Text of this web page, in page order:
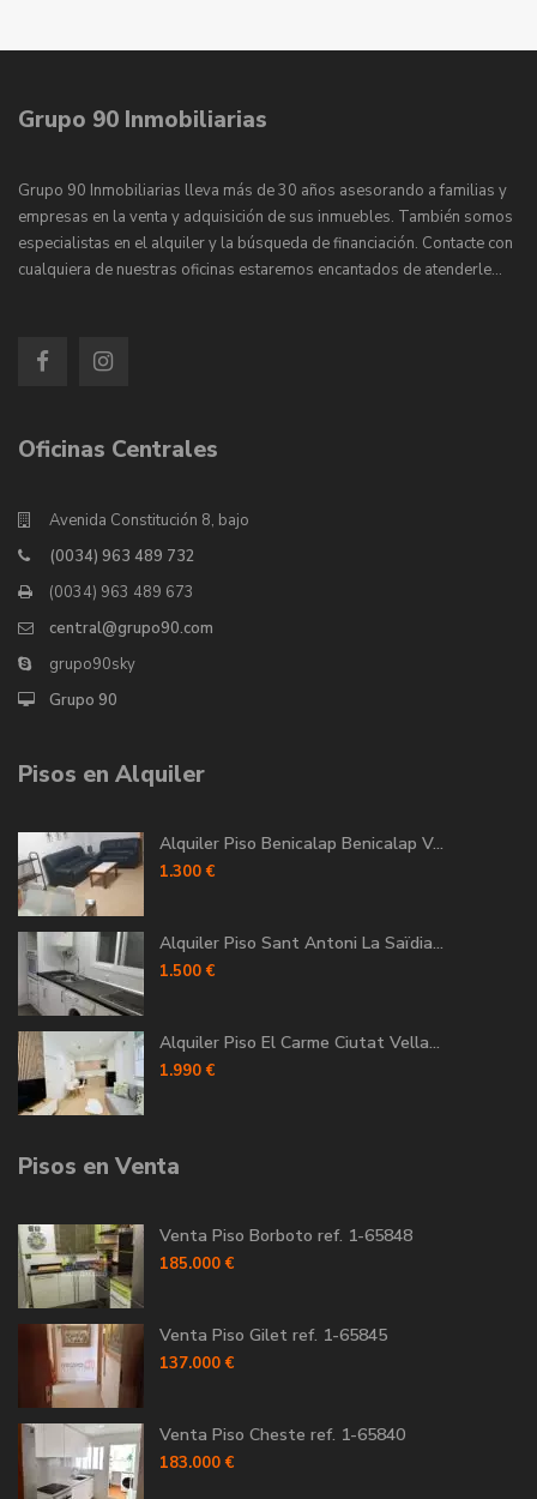
Grupo 90 Inmobiliarias
Grupo 90 Inmobiliarias lleva más de 30 años asesorando a familias y
empresas en la venta y adquisición de sus inmuebles. También somos
especialistas en el alquiler y la búsqueda de financiación. Contacte con
cualquiera de nuestras oficinas estaremos encantados de atenderle…
Oficinas Centrales
Avenida Constitución 8, bajo
(0034) 963 489 732
(0034) 963 489 673
central@grupo90.com
grupo90sky
Grupo 90
Pisos en Alquiler
Alquiler Piso Benicalap Benicalap V...
1.300 €
Alquiler Piso Sant Antoni La Saïdia...
1.500 €
Alquiler Piso El Carme Ciutat Vella...
1.990 €
Pisos en Venta
Venta Piso Borboto ref. 1-65848
185.000 €
Venta Piso Gilet ref. 1-65845
137.000 €
Venta Piso Cheste ref. 1-65840
183.000 €